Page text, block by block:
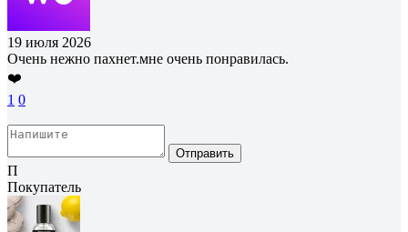
19 июля 2026
Очень нежно пахнет.мне очень понравилась.
❤️
1 0
Отправить
П
Покупатель